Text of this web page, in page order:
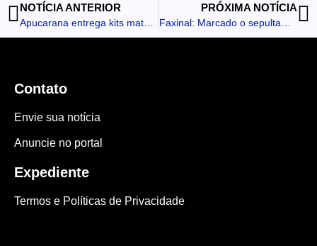
NOTÍCIA ANTERIOR PRÓXIMA NOTÍCIA
Contato
Envie sua notícia
Anuncie no portal
Expediente
Termos e Políticas de Privacidade